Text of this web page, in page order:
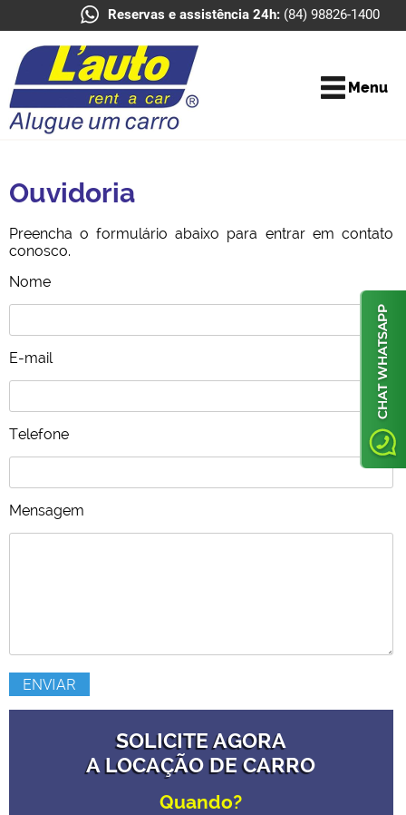
Reservas e assistência 24h: (84) 98826-1400
Menu
Ouvidoria
Preencha o formulário abaixo para entrar em contato
conosco.
Nome
E-mail
Telefone
Mensagem
SOLICITE AGORA
A LOCAÇÃO DE CARRO
Quando?